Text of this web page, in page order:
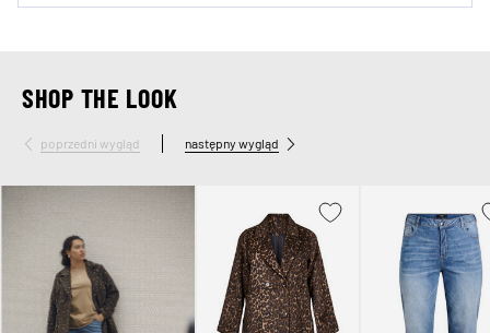
SHOP THE LOOK
poprzedni wygląd następny wygląd